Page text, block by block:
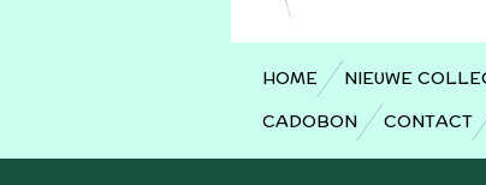
HOME NIEUWE
CADOBON
CONTACT